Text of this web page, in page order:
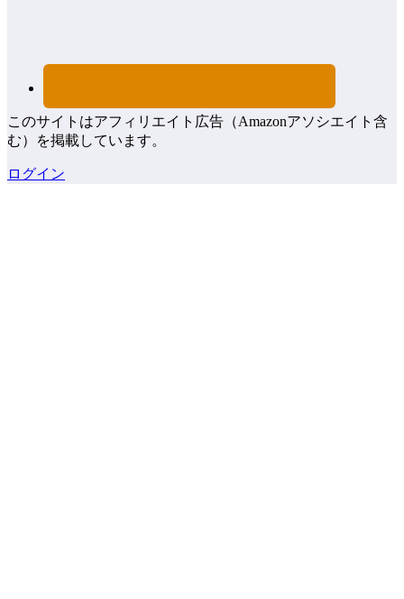
このサイトはアフィリエイト広告（Amazonアソシエイト含
む）を掲載しています。
ログイン